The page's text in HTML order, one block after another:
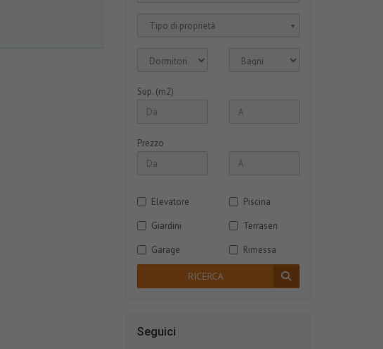
Tipo di proprietà ▼
Sup. (m2)
Prezzo
Elevatore
Piscina
Giardini
Terrasen
Garage
Rimessa
RICERCA
Seguici